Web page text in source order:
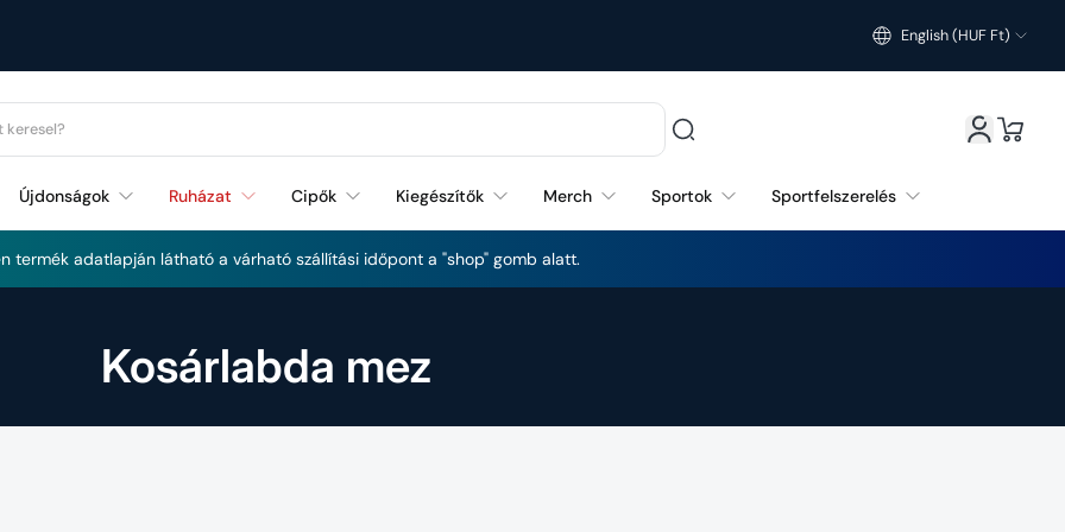
English (HUF Ft)
Újdonságok Ruházat Cipők Kiegészítők Merch Sportok Sportfelszerelés
termék adatlapján látható a várható szállítási időpont a "shop" gomb alatt.
Kosárlabda mez